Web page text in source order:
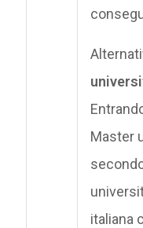
Master
italiana